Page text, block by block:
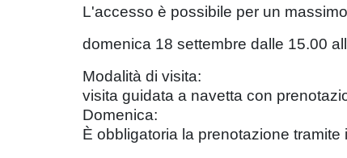
L'accesso è possibile per un
domenica 18 settembre dalle 15.00
Modalità di visita:
visita guidata a navetta con
Domenica:
È obbligatoria la prenotazione